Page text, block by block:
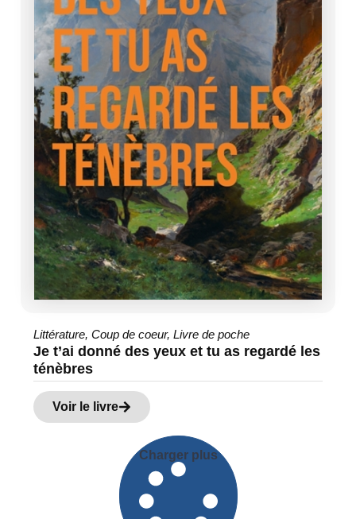
Littérature, Coup de coeur, Livre de poche
Je t’ai donné des yeux et tu as regardé les
ténèbres
Voir le livre
Charger plus